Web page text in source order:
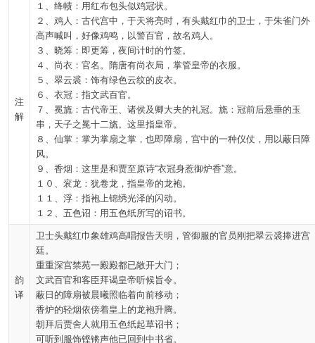
注
解
１、绛帻：用红布包头似鸡冠状。
２、鸡人：古代宫中，于天将亮时，有头戴红巾的卫士，于朱雀门外
高声喊叫，好像鸡鸣，以警百官，故名鸡人。
３、晓筹：即更筹，夜间计时的竹签。
４、尚衣：官名。隋唐有尚衣局，掌管皇帝的衣服。
５、翠云裘：饰有绿色云纹的皮衣。
６、衣冠：指文武百官。
７、冕旒：古代帝王、诸侯及卿大夫的礼冠。旒：冠前后悬垂的玉
串，天子之冕十二旒。这里指皇帝。
８、仙掌：掌为掌扇之掌，也即障扇，宫中的一种仪仗，用以蔽日障
风。
９、香烟：这里是和贾至原诗“衣冠身惹御炉香”意。
１０、衮龙：犹卷龙，指皇帝的龙袍。
１１、浮：指袍上锦绣光泽的闪动。
１２、五色诏：用五色纸所写的诏书。
韵
译
卫士头戴红巾象雄鸡高唱报告天明，管御服的官员刚把翠云裘捧进宫
廷。
重重深宫禁苑一殿殿都已敞开大门；
文武百官和客臣拜谒皇帝听候旨令。
蔽日的障扇被晨曦照临着向前移动；
香炉的轻烟依傍着皇上的龙袍升腾。
朝拜后贾舍人就用五色纸起草诏书；
可听到服饰铿锵声他已回到中书省。